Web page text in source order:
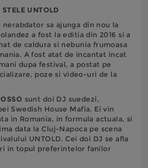
STELE UNTOLD
nerabdator sa ajunga din nou la
a fost la editia din 2016 si a
de caldura si nebunia frumoasa
A fost atat de incantat incat
dupa festival, a postat pe
poze si video-uri de la
sunt doi DJ suedezi,
Swedish House Mafia. Ei vin
in Romania, in formula actuala, si
data la Cluj-Napoca pe scena
UNTOLD. Cei doi DJ se afla
in topul preferintelor fanilor